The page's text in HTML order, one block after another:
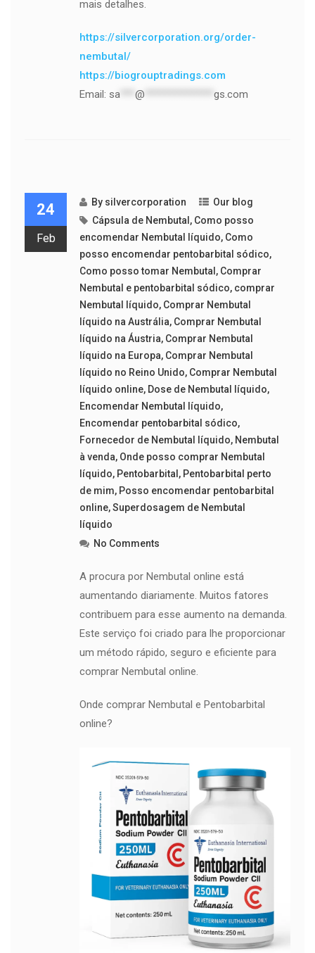
mais detalhes.
https://silvercorporation.org/order-
nembutal/
https://biogrouptradings.com
Email: sa @ gs.com
24
Feb
By silvercorporation
Our blog
Cápsula de Nembutal , Como posso
encomendar Nembutal líquido, Como
posso encomendar pentobarbital sódico,
Como posso tomar Nembutal , Comprar
Nembutal e pentobarbital sódico, comprar
Nembutal líquido, Comprar Nembutal
líquido na Austrália, Comprar Nembutal
líquido na Áustria, Comprar Nembutal
líquido na Europa, Comprar Nembutal
líquido no Reino Unido, Comprar Nembutal
líquido online, Dose de Nembutal líquido,
Encomendar Nembutal líquido,
Encomendar pentobarbital sódico,
Fornecedor de Nembutal líquido, Nembutal
à venda, Onde posso comprar Nembutal
líquido, Pentobarbital , Pentobarbital perto
de mim, Posso encomendar pentobarbital
online,Superdosagem de Nembutal
líquido
No Comments
A procura por Nembutal online está
aumentando diariamente. Muitos fatores
contribuem para esse aumento na demanda.
Este serviço foi criado para lhe proporcionar
um método rápido, seguro e eficiente para
comprar Nembutal online.
Onde comprar Nembutal e Pentobarbital
online?